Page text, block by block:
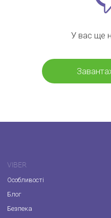
У вас ще
VIBER
Особливості
Блог
Безпека